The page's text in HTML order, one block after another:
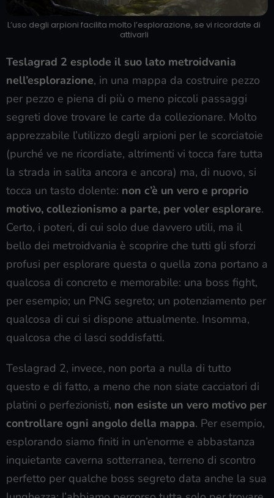
L’uso degli arpioni facilita molto l’esplorazione, se vi ricordate di
attivarli
Teslagrad 2 esplode il suo lato metroidvania
nell’esplorazione, in una mappa da costruire pezzo
per pezzo e piena di più o meno piccoli passaggi
segreti dove trovare le carte da collezionare. Molto
apprezzabile l’utilizzo degli arpioni per le scorciatoie
(purché ve ne ricordiate, altrimenti vi tocca fare tutta
la strada in salita ancora e ancora) ma, di nuovo, si
tocca un tasto dolente: non c’è un vero e proprio
motivo, collezionismo a parte, per voler esplorare.
Certo, i poteri, di cui solo due davvero utili, ma il
bello dei metroidvania è scoprire che tutti gli sforzi
profusi per esplorare questa o quella zona portano a
qualcosa di concreto e memorabile: una boss fight,
per esempio; un PNG segreto; un potenziamento per
qualcosa di cui si dispone attualmente. Insomma,
qualcosa che ci lasci soddisfatti.
Teslagrad 2, invece, non porta a nulla di tutto
questo e di fatto, a meno che non siate cacciatori di
platini o perfezionisti, non esiste un vero motivo per
controllare ogni angolo della mappa. Per esempio,
esplorando siamo finiti in un’enorme e abbastanza
inquietante caverna sotterranea, terreno di scontro
perfetto per qualche boss segreto data anche la sua